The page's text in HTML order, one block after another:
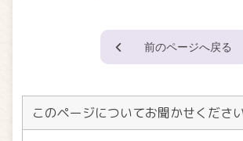
前のページへ戻る
このページについてお聞かせくださ